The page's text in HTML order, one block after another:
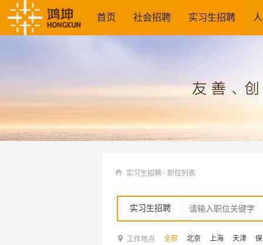
首页 社会招聘 实习生招聘
实习生招聘> 职位列表
实习生招聘
工作地点 全部 北京 上海 天津